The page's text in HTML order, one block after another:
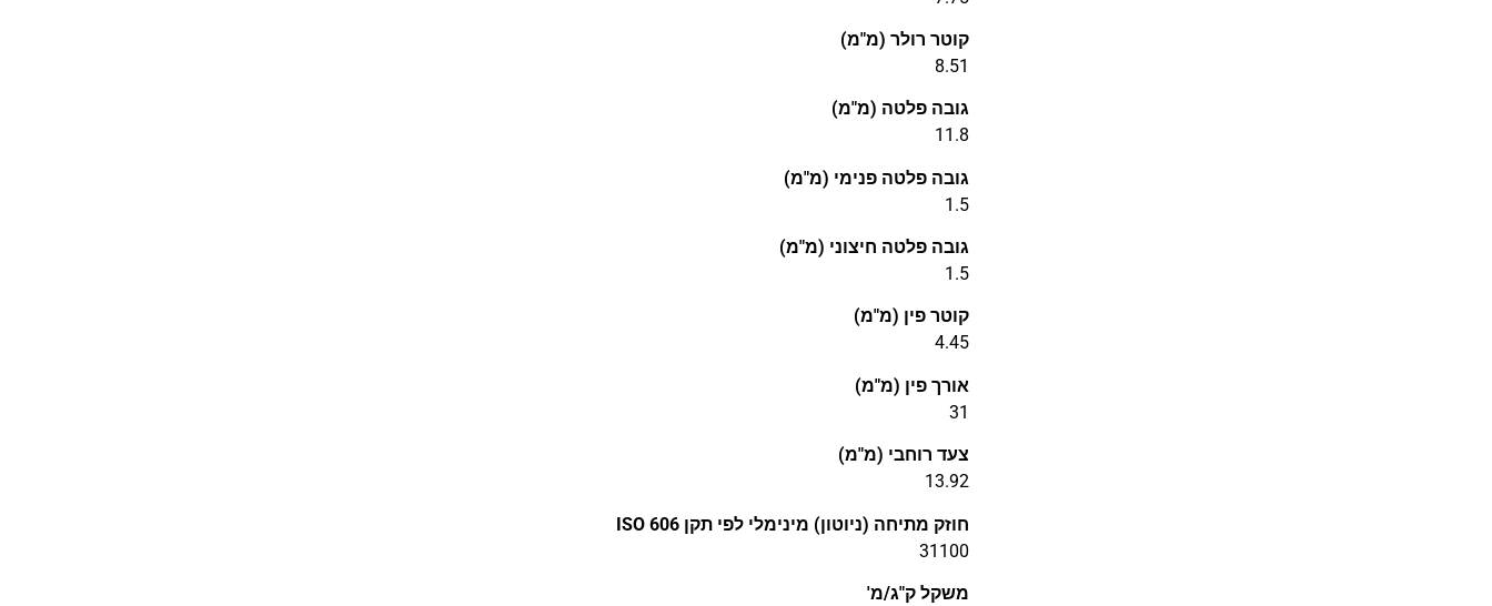
קוטר רולר (מ"מ)
8.51
גובה פלטה (מ"מ)
11.8
גובה פלטה פנימי (מ"מ)
1.5
גובה פלטה חיצוני (מ"מ)
1.5
קוטר פין (מ"מ)
4.45
אורך פין (מ"מ)
31
צעד רוחבי (מ"מ)
13.92
חוזק מתיחה (ניוטון) מינימלי לפי תקן ISO 606
31100
משקל ק"ג/מ'